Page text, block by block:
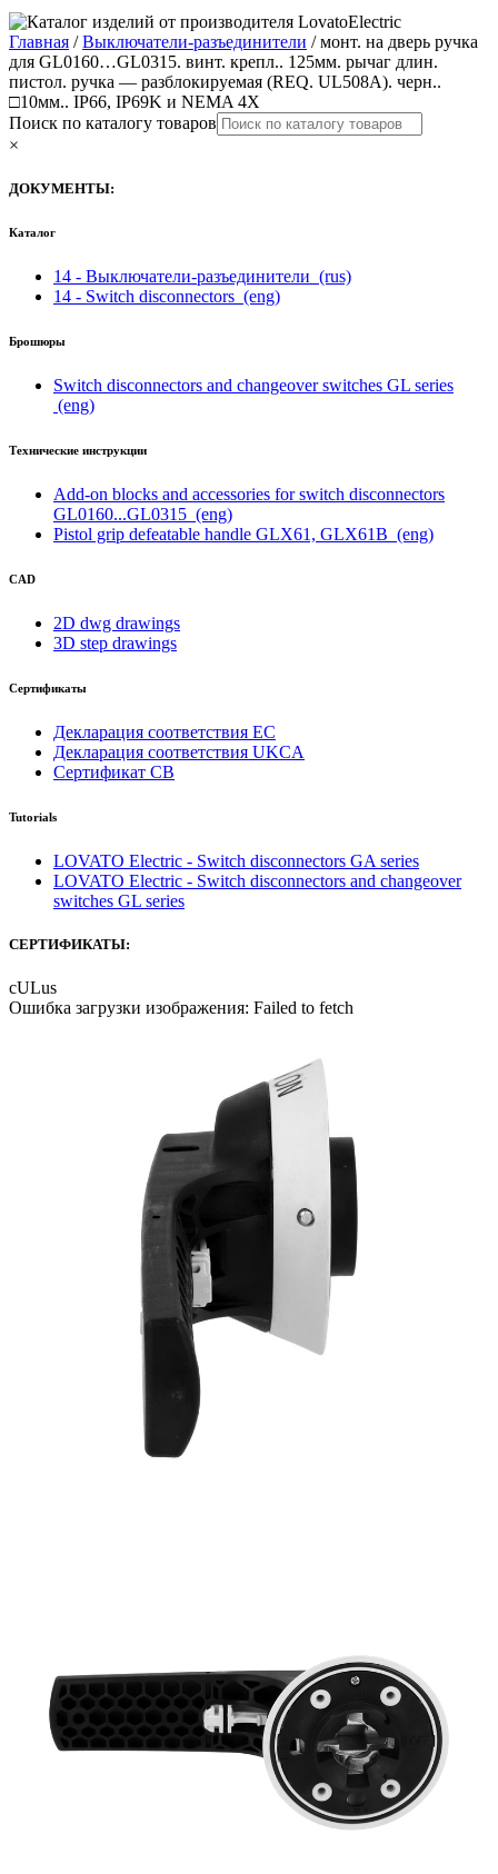
Главная /Выключатели-разъединители / монт. на дверь ручка
для GL0160…GL0315. винт. крепл.. 125мм. рычаг длин.
пистол. ручка — разблокируемая (REQ. UL508A). черн..
□10мм.. IP66, IP69K и NEMA 4X
Поиск по каталогу товаров
×
ДОКУМЕНТЫ:
Каталог
14 - Выключатели-разъединители (rus)
14 - Switch disconnectors (eng)
Брошюры
Switch disconnectors and changeover switches GL series
(eng)
Технические инструкции
Add-on blocks and accessories for switch disconnectors
GL0160...GL0315 (eng)
Pistol grip defeatable handle GLX61, GLX61B (eng)
CAD
2D dwg drawings
3D step drawings
Сертификаты
Декларация соответствия ЕС
Декларация соответствия UKCA
Сертификат CB
Tutorials
LOVATO Electric - Switch disconnectors GA series
LOVATO Electric - Switch disconnectors and changeover
switches GL series
СЕРТИФИКАТЫ:
cULus
Ошибка загрузки изображения: Failed to fetch